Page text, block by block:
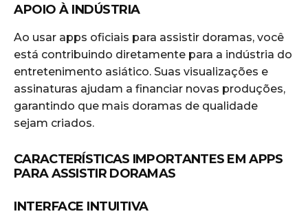
APOIO À INDÚSTRIA
Ao usar apps oficiais para assistir doramas, você
está contribuindo diretamente para a indústria do
entretenimento asiático. Suas visualizações e
assinaturas ajudam a financiar novas produções,
garantindo que mais doramas de qualidade
sejam criados.
CARACTERÍSTICAS IMPORTANTES EM APPS
PARA ASSISTIR DORAMAS
INTERFACE INTUITIVA